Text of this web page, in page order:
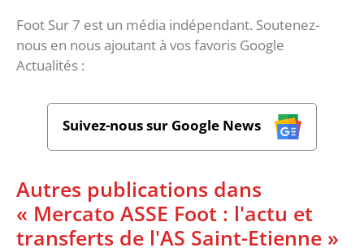
Foot Sur 7 est un média indépendant. Soutenez-
nous en nous ajoutant à vos favoris Google
Actualités :
Suivez-nous sur Google News
Autres publications dans
« Mercato ASSE Foot : l'actu et
transferts de l'AS Saint-Etienne »